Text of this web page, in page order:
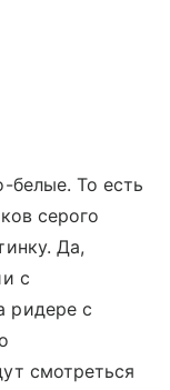
белые. То есть
серого
Да,
с
ридере с
смотреться